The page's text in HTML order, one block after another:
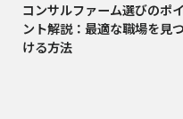
コンサルファーム選びのポイ
ント解説：最適な職場を見つ
ける方法